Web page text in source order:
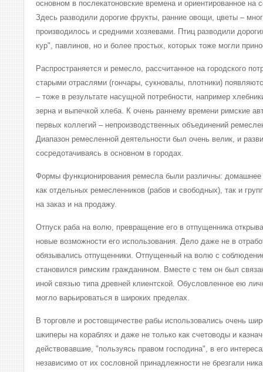
основном в послекатоновские времена и ориентированное на
Здесь разводили дорогие фрукты, ранние овощи, цветы –
производилось и средними хозяевами. Птиц разводили
кур", павлинов, но и более простых, которых тоже могли
Распространяется и ремесло, рассчитанное на городского
старыми отраслями (гончары, сукновалы, плотники)
– тоже в результате насущной потребности, например
зерна и выпечкой хлеба. К очень раннему времени римские
первых коллегий – непроизводственных объединений
Диапазон ремесленной деятельности был очень велик, и
сосредотачиваясь в основном в городах.
Формы функционирования ремесла были различны:
как отдельных ремесленников (рабов и свободных), так и
на заказ и на продажу.
Отпуск раба на волю, превращение его в отпущенника
новые возможности его использования. Дело даже не в
обязывались отпущенники. Отпущенный на волю с
становился римским гражданином. Вместе с тем он был
иной связью типа древней клиентской. Обусловленное ею
могло варьироваться в широких пределах.
В торговле и ростовщичестве рабы использовались очень
шкиперы на кораблях и даже не только как счетоводы и
действовавшие, "пользуясь правом господина", в его
независимо от их сословной принадлежности не брезгали